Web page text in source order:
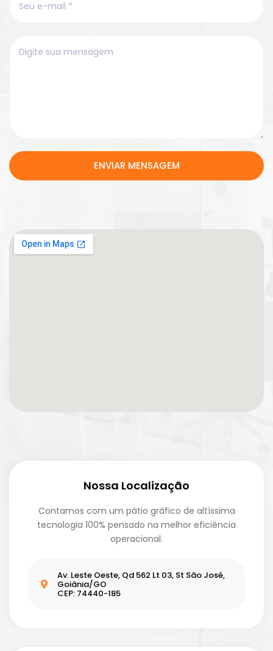
ENVIAR MENSAGEM
Nossa Localização
Contamos com um pátio gráfico de altíssima
tecnologia 100% pensado na melhor eficiência
operacional.
Av. Leste Oeste, Qd 562 Lt 03, St São José,
Goiânia/GO
CEP: 74440-185